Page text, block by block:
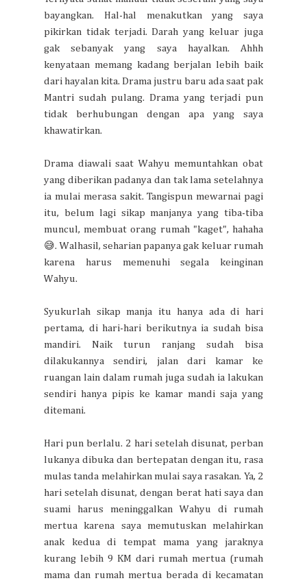
bayangkan. Hal-hal menakutkan yang saya
pikirkan tidak terjadi. Darah yang keluar juga
gak sebanyak yang saya hayalkan. Ahhh
kenyataan memang kadang berjalan lebih baik
dari hayalan kita. Drama justru baru ada saat pak
Mantri sudah pulang. Drama yang terjadi pun
tidak berhubungan dengan apa yang saya
khawatirkan.
Drama diawali saat Wahyu memuntahkan obat
yang diberikan padanya dan tak lama setelahnya
ia mulai merasa sakit. Tangispun mewarnai pagi
itu, belum lagi sikap manjanya yang tiba-tiba
muncul, membuat orang rumah "kaget", hahaha
😅. Walhasil, seharian papanya gak keluar rumah
karena harus memenuhi segala keinginan
Wahyu.
Syukurlah sikap manja itu hanya ada di hari
pertama, di hari-hari berikutnya ia sudah bisa
mandiri. Naik turun ranjang sudah bisa
dilakukannya sendiri, jalan dari kamar ke
ruangan lain dalam rumah juga sudah ia lakukan
sendiri hanya pipis ke kamar mandi saja yang
ditemani.
Hari pun berlalu. 2 hari setelah disunat, perban
lukanya dibuka dan bertepatan dengan itu, rasa
mulas tanda melahirkan mulai saya rasakan. Ya, 2
hari setelah disunat, dengan berat hati saya dan
suami harus meninggalkan Wahyu di rumah
mertua karena saya memutuskan melahirkan
anak kedua di tempat mama yang jaraknya
kurang lebih 9 KM dari rumah mertua (rumah
mama dan rumah mertua berada di kecamatan